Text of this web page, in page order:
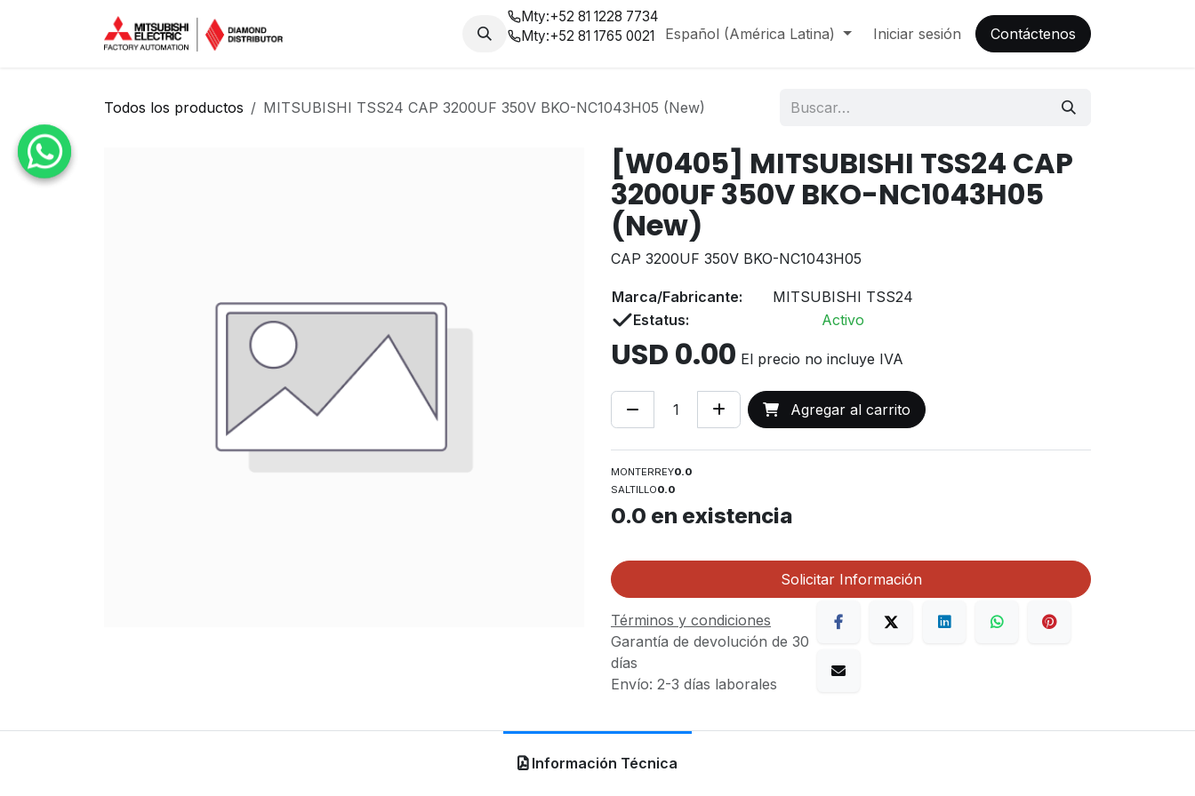
Nosotros Blog
Mty:+52 81 1228 7734
Mty:+52 81 1765 0021 Español (América Latina) Iniciar sesión Contáctenos
Todos los productos MITSUBISHI TSS24 CAP 3200UF 350V BKO-NC1043H05 (New)
[W0405] MITSUBISHI TSS24 CAP
3200UF 350V BKO-NC1043H05
(New)
CAP 3200UF 350V BKO-NC1043H05
Marca/Fabricante:
MITSUBISHI TSS24
Estatus:
Activo
USD 0.00 El precio no incluye IVA
Agregar al carrito
MONTERREY0.0
SALTILLO0.0
0.0 en existencia
Solicitar Información
Términos y condiciones
Garantía de devolución de 30
días
Envío: 2-3 días laborales
Información Técnica